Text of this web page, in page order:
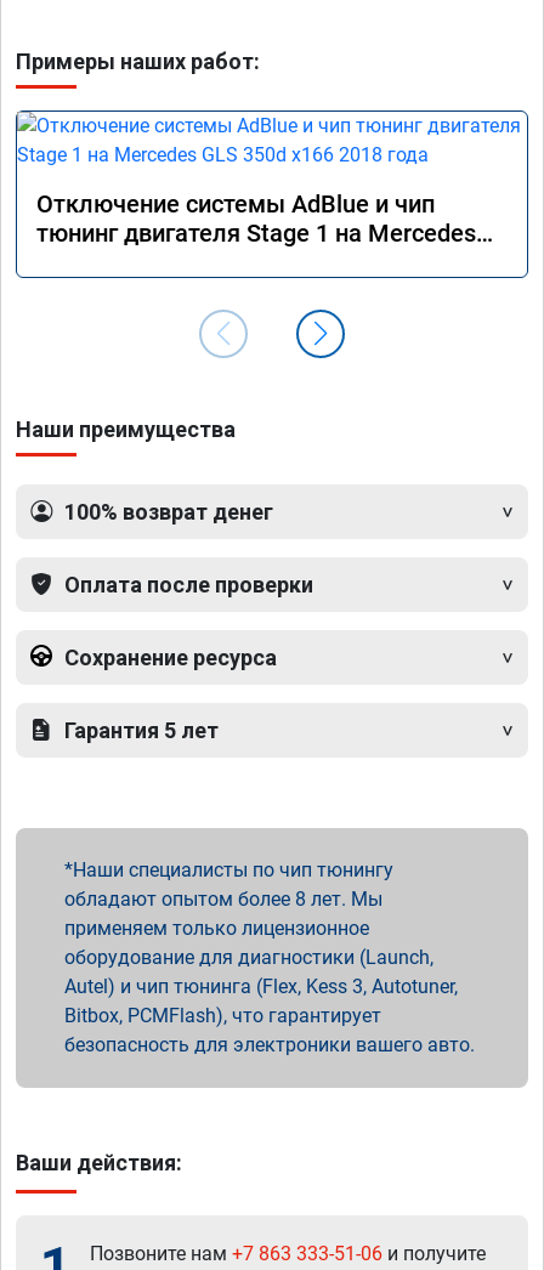
Примеры наших работ:
Отключение системы AdBlue и чип
тюнинг двигателя Stage 1 на Mercedes
Наши преимущества
100% возврат денег
Оплата после проверки
Сохранение ресурса
Гарантия 5 лет
Наши специалисты по чип тюнингу
обладают опытом более 8 лет. Мы
применяем только лицензионное
оборудование для диагностики (Launch,
Autel) и чип тюнинга (Flex, Kess 3, Autotuner,
Bitbox, PCMFlash), что гарантирует
безопасность для электроники вашего авто.
Ваши действия:
Позвоните нам +7 863 333-51-06 и получите